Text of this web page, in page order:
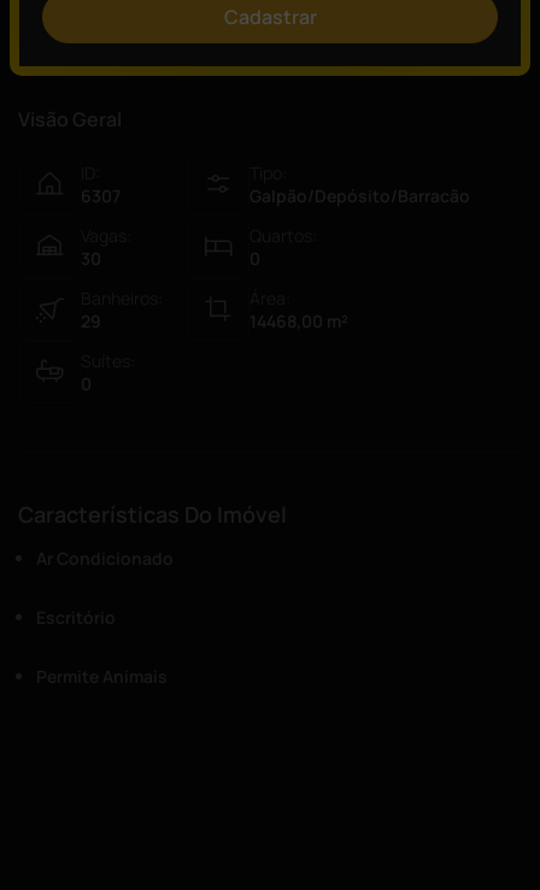
Visão Geral
6307
Galpão/Depósito/Barracão
30
0
29
14468,00 m²
0
Características Do Imóvel
Cadastrar